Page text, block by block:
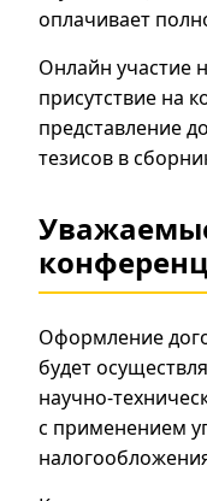
оплачивает
Онлайн участие
присутствие на
представление
тезисов в
Оформление
будет
научно-
с применением